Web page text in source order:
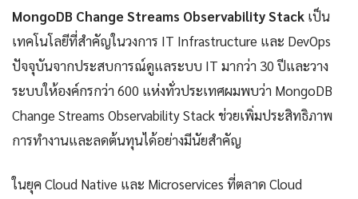
MongoDB Change Streams Observability Stack เป็น
เทคโนโลยีที่สำคัญในวงการ IT Infrastructure และ DevOps
ปัจจุบันจากประสบการณ์ดูแลระบบ IT มากว่า 30 ปีและวาง
ระบบให้องค์กรกว่า 600 แห่งทั่วประเทศผมพบว่า MongoDB
Change Streams Observability Stack ช่วยเพิ่มประสิทธิภาพ
การทำงานและลดต้นทุนได้อย่างมีนัยสำคัญ
ในยุค Cloud Native และ Microservices ที่ตลาด Cloud